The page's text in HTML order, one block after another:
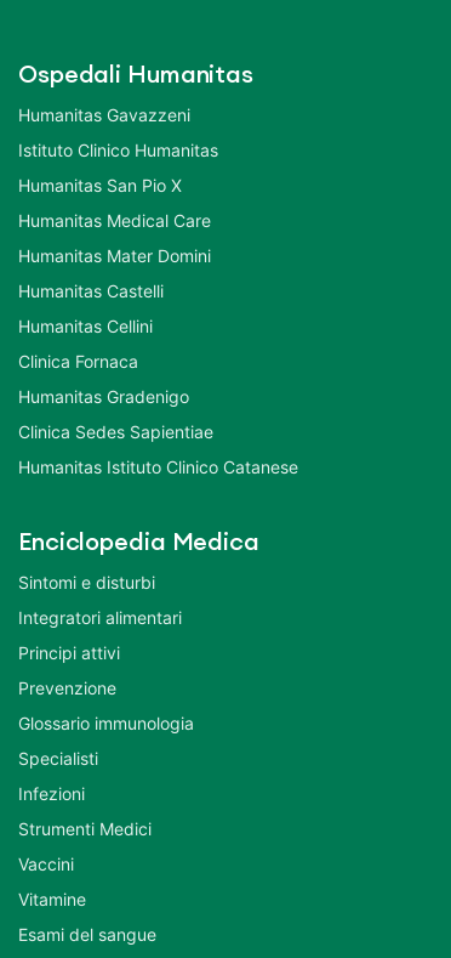
Ospedali Humanitas
Humanitas Gavazzeni
Istituto Clinico Humanitas
Humanitas San Pio X
Humanitas Medical Care
Humanitas Mater Domini
Humanitas Castelli
Humanitas Cellini
Clinica Fornaca
Humanitas Gradenigo
Clinica Sedes Sapientiae
Humanitas Istituto Clinico Catanese
Enciclopedia Medica
Sintomi e disturbi
Integratori alimentari
Principi attivi
Prevenzione
Glossario immunologia
Specialisti
Infezioni
Strumenti Medici
Vaccini
Vitamine
Esami del sangue